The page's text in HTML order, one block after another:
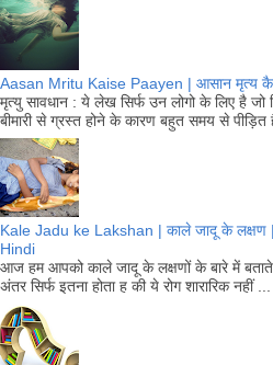
Aasan Mritu Kaise Paayen | आसान मृत्य
मृत्यु सावधान : ये लेख सिर्फ उन लोगो के लिए है जो
बीमारी से ग्रस्त होने के कारण बहुत समय से पीड़ित
Kale Jadu ke Lakshan | काले जादू के
Hindi
आज हम आपको काले जादू के लक्षणों के बारे में
अंतर सिर्फ इतना होता ह की ये रोग शारारिक नहीं ...